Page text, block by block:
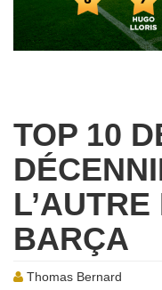
TOP 10
BARÇA
Thomas Bernard